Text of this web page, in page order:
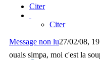
Citer
Citer
Message non lu27/02/08,
ouais simpa, moi c'est la